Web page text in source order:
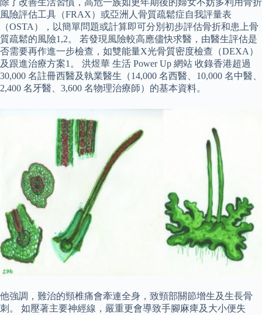
風險評估工具（FRAX）或亞洲人骨質疏鬆症自我評量表
（OSTA），以簡單問題或計算即可分別初步評估骨折和患上骨
質疏鬆的風險1,2。 若發現風險較高應儘快求醫，由醫生評估是
否需要再作進一步檢查，如雙能量X光骨質密度檢查（DEXA）
及跟進治療方案1。 洪煜華 生活 Power Up 網站 收錄香港超過
30,000 名註冊西醫及執業醫生（14,000 名西醫、10,000 名中醫、
2,400 名牙醫、3,600 名物理治療師）的基本資料。
他強調，難治的頸椎痛會牽連全身，致頸部關節增生及生長骨
刺。 如壓著主要神經線，嚴重更會導致手腳麻痺及大小便失